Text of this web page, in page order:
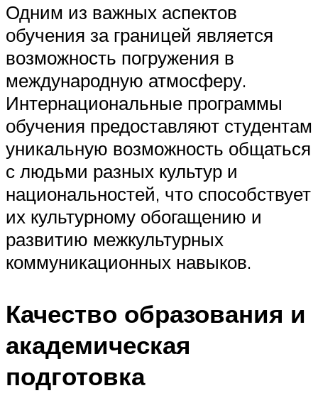
Одним из важных аспектов
обучения за границей является
возможность погружения в
международную атмосферу.
Интернациональные программы
обучения предоставляют студентам
уникальную возможность общаться
с людьми разных культур и
национальностей, что способствует
их культурному обогащению и
развитию межкультурных
коммуникационных навыков.
Качество образования и
академическая
подготовка